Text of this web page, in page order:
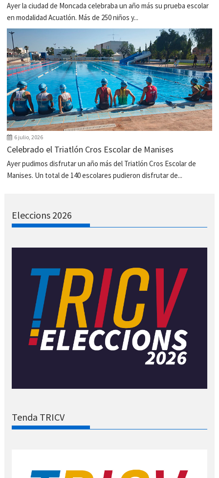
Ayer la ciudad de Moncada celebraba un año más su prueba escolar
en modalidad Acuatlón. Más de 250 niños y...
6 julio, 2026
Celebrado el Triatlón Cros Escolar de Manises
Ayer pudimos disfrutar un año más del Triatlón Cros Escolar de
Manises. Un total de 140 escolares pudieron disfrutar de...
Eleccions 2026
Tenda TRICV